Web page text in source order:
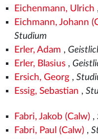
Eichenmann, Ulrich
Eichmann, Johann
Studium
Erler, Adam ,
Erler, Blasius,
Ersich, Georg,
Essig, Sebastian ,
Fabri, Jakob (Calw),
Fabri, Paul (Calw),